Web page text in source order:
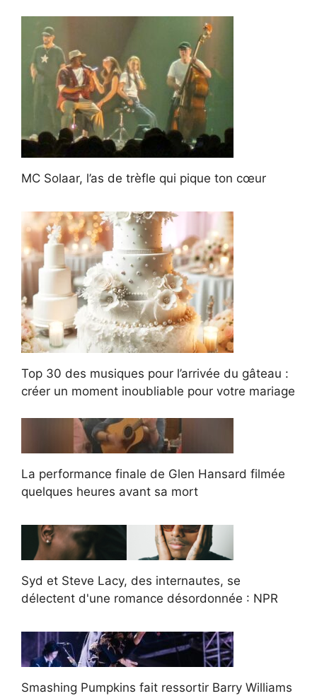
MC Solaar, l’as de trèfle qui pique ton cœur
Top 30 des musiques pour l’arrivée du gâteau :
créer un moment inoubliable pour votre mariage
La performance finale de Glen Hansard filmée
quelques heures avant sa mort
Syd et Steve Lacy, des internautes, se
délectent d'une romance désordonnée : NPR
Smashing Pumpkins fait ressortir Barry Williams